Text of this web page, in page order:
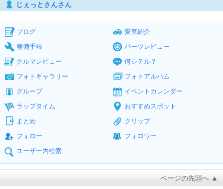
じぇっとさんさん
ブログ
愛車紹介
整備手帳
パーツレビュー
クルマレビュー
何シテル？
フォトギャラリー
フォトアルバム
グループ
イベントカレンダー
ラップタイム
おすすめスポット
まとめ
クリップ
フォロー
フォロワー
ユーザー内検索
ページの先頭へ ▲